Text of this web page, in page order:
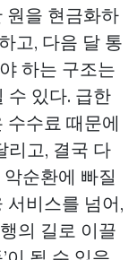
원을 현금화하
고, 다음 달 통
하는 구조는
수 있다. 급한
수수료 때문에
리고, 결국 다
순환에 빠질
서비스를 넘어,
의 길로 이끌